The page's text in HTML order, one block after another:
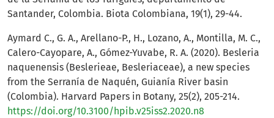
Santander, Colombia. Biota Colombiana, 19(1), 29-44.
Aymard C., G. A., Arellano-P., H., Lozano, A., Montilla, M. C.,
Calero-Cayopare, A., Gómez-Yuvabe, R. A. (2020). Besleria
naquenensis (Beslerieae, Besleriaceae), a new species
from the Serranía de Naquén, Guianía River basin
(Colombia). Harvard Papers in Botany, 25(2), 205-214.
https://doi.org/10.3100/hpib.v25iss2.2020.n8